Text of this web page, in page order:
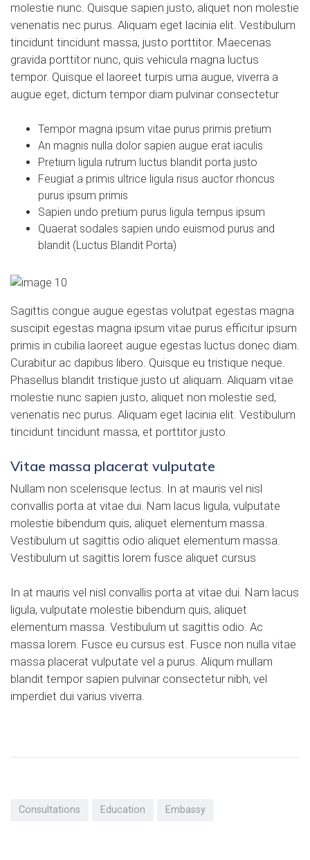
molestie nunc. Quisque sapien justo, aliquet non molestie
venenatis nec purus. Aliquam eget lacinia elit. Vestibulum
tincidunt tincidunt massa, justo porttitor. Maecenas
gravida porttitor nunc, quis vehicula magna luctus
tempor. Quisque el laoreet turpis urna augue, viverra a
augue eget, dictum tempor diam pulvinar consectetur
Tempor magna ipsum vitae purus primis pretium
An magnis nulla dolor sapien augue erat iaculis
Pretium ligula rutrum luctus blandit porta justo
Feugiat a primis ultrice ligula risus auctor rhoncus
purus ipsum primis
Sapien undo pretium purus ligula tempus ipsum
Quaerat sodales sapien undo euismod purus and
blandit (Luctus Blandit Porta)
Sagittis congue augue egestas volutpat egestas magna
suscipit egestas magna ipsum vitae purus efficitur ipsum
primis in cubilia laoreet augue egestas luctus donec diam.
Curabitur ac dapibus libero. Quisque eu tristique neque.
Phasellus blandit tristique justo ut aliquam. Aliquam vitae
molestie nunc sapien justo, aliquet non molestie sed,
venenatis nec purus. Aliquam eget lacinia elit. Vestibulum
tincidunt tincidunt massa, et porttitor justo.
Vitae massa placerat vulputate
Nullam non scelerisque lectus. In at mauris vel nisl
convallis porta at vitae dui. Nam lacus ligula, vulputate
molestie bibendum quis, aliquet elementum massa.
Vestibulum ut sagittis odio aliquet elementum massa.
Vestibulum ut sagittis lorem fusce aliquet cursus
In at mauris vel nisl convallis porta at vitae dui. Nam lacus
ligula, vulputate molestie bibendum quis, aliquet
elementum massa. Vestibulum ut sagittis odio. Ac
massa lorem. Fusce eu cursus est. Fusce non nulla vitae
massa placerat vulputate vel a purus. Aliqum mullam
blandit tempor sapien pulvinar consectetur nibh, vel
imperdiet dui varius viverra.
Consultations Education Embassy